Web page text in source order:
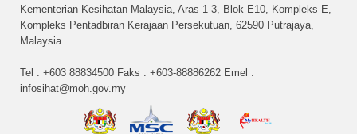
Kementerian Kesihatan Malaysia, Aras 1-3, Blok E10, Kompleks E,
Kompleks Pentadbiran Kerajaan Persekutuan, 62590 Putrajaya,
Malaysia.
Tel : +603 88834500 Faks : +603-88886262 Emel :
infosihat@moh.gov.my